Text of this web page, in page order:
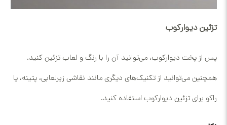
تزئین دیوارکوب
پس از پخت دیوارکوب، می‌توانید آن را با رنگ و لعاب تزئین کنید.
همچنین می‌توانید از تکنیک‌های دیگری مانند نقاشی زیرلعابی، پتینه، یا
راکو برای تزئین دیوارکوب استفاده کنید.